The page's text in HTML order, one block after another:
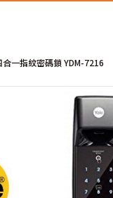
合一指紋密碼鎖 YDM-7216